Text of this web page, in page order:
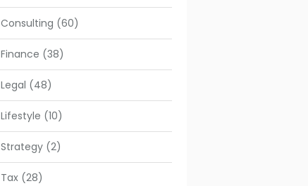
Consulting (60)
Finance (38)
Legal (48)
Lifestyle (10)
Strategy (2)
Tax (28)